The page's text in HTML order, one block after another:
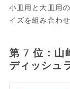
小皿用と大皿用
イズを組み合わ
第7位：山
ディッシ